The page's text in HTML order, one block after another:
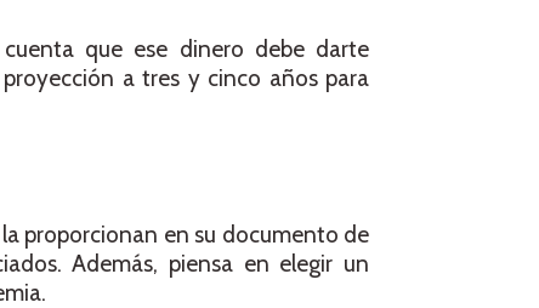
que ese dinero debe darte
a tres y cinco años para
proporcionan en su documento de
Además, piensa en elegir un